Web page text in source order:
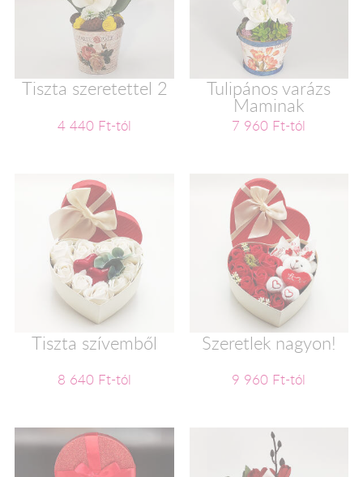
Tiszta szeretettel 2
4 440 Ft-tól
Tulipános varázs
Maminak
7 960 Ft-tól
Tiszta szívemből
8 640 Ft-tól
Szeretlek nagyon!
9 960 Ft-tól